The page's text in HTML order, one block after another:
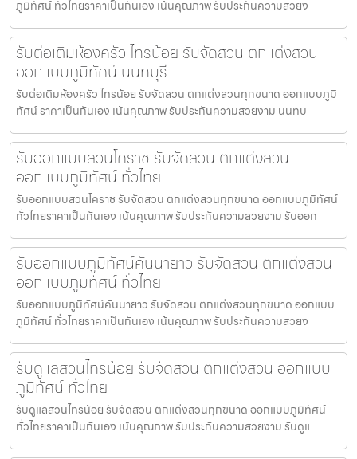
ภูมิทัศน์ ทั่วไทยราคาเป็นกันเอง เน้นคุณภาพ รับประกันความสวยง
รับต่อเติมห้องครัว ไทรน้อย รับจัดสวน ตกแต่งสวน
ออกแบบภูมิทัศน์ นนทบุรี
รับต่อเติมห้องครัว ไทรน้อย รับจัดสวน ตกแต่งสวนทุกขนาด ออกแบบภูมิ
ทัศน์ ราคาเป็นกันเอง เน้นคุณภาพ รับประกันความสวยงาม นนทบ
รับออกแบบสวนโคราช รับจัดสวน ตกแต่งสวน
ออกแบบภูมิทัศน์ ทั่วไทย
รับออกแบบสวนโคราช รับจัดสวน ตกแต่งสวนทุกขนาด ออกแบบภูมิทัศน์
ทั่วไทยราคาเป็นกันเอง เน้นคุณภาพ รับประกันความสวยงาม รับออก
รับออกแบบภูมิทัศน์คันนายาว รับจัดสวน ตกแต่งสวน
ออกแบบภูมิทัศน์ ทั่วไทย
รับออกแบบภูมิทัศน์คันนายาว รับจัดสวน ตกแต่งสวนทุกขนาด ออกแบบ
ภูมิทัศน์ ทั่วไทยราคาเป็นกันเอง เน้นคุณภาพ รับประกันความสวยง
รับดูแลสวนไทรน้อย รับจัดสวน ตกแต่งสวน ออกแบบ
ภูมิทัศน์ ทั่วไทย
รับดูแลสวนไทรน้อย รับจัดสวน ตกแต่งสวนทุกขนาด ออกแบบภูมิทัศน์
ทั่วไทยราคาเป็นกันเอง เน้นคุณภาพ รับประกันความสวยงาม รับดูแ